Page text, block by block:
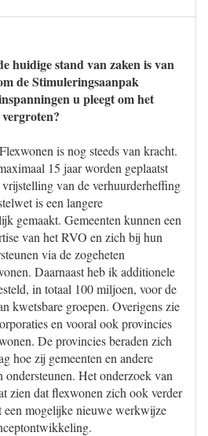
huidige stand van zaken is van
de Stimuleringsaanpak
u pleegt om het
is nog steeds van kracht.
15 jaar worden geplaatst
van de verhuurderheffing
is een langere
gemaakt. Gemeenten kunnen een
van het RVO en zich bij hun
via de zogeheten
Daarnaast heb ik additionele
in totaal 100 miljoen, voor de
kwetsbare groepen. Overigens zie
en vooral ook provincies
De provincies beraden zich
hoe zij gemeenten en andere
ondersteunen. Het onderzoek van
zien dat flexwonen zich ook verder
mogelijke nieuwe werkwijze